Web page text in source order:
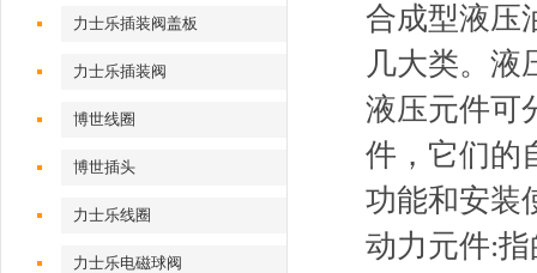
力士乐插装阀盖板
力士乐插装阀
博世线圈
博世插头
力士乐线圈
力士乐电磁球阀
合成型液压
几大类。液
液压元件可
件，它们的
功能和安装
动力元件: